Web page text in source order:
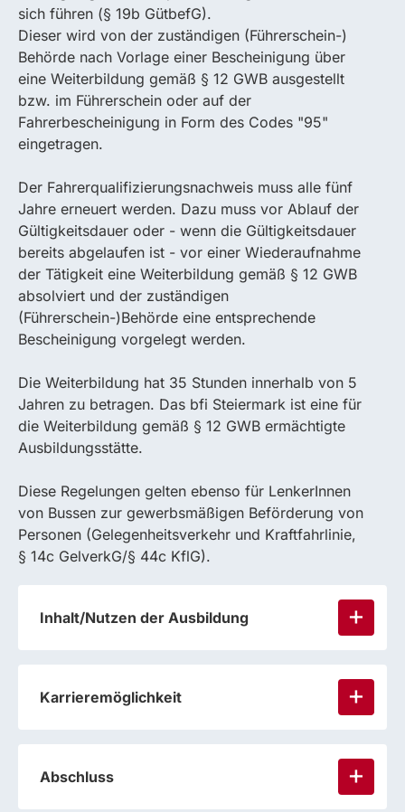
sich führen (§ 19b GütbefG).
Dieser wird von der zuständigen (Führerschein-)
Behörde nach Vorlage einer Bescheinigung über
eine Weiterbildung gemäß § 12 GWB ausgestellt
bzw. im Führerschein oder auf der
Fahrerbescheinigung in Form des Codes "95"
eingetragen.
Der Fahrerqualifizierungsnachweis muss alle fünf
Jahre erneuert werden. Dazu muss vor Ablauf der
Gültigkeitsdauer oder - wenn die Gültigkeitsdauer
bereits abgelaufen ist - vor einer Wiederaufnahme
der Tätigkeit eine Weiterbildung gemäß § 12 GWB
absolviert und der zuständigen
(Führerschein-)Behörde eine entsprechende
Bescheinigung vorgelegt werden.
Die Weiterbildung hat 35 Stunden innerhalb von 5
Jahren zu betragen. Das bfi Steiermark ist eine für
die Weiterbildung gemäß § 12 GWB ermächtigte
Ausbildungsstätte.
Diese Regelungen gelten ebenso für LenkerInnen
von Bussen zur gewerbsmäßigen Beförderung von
Personen (Gelegenheitsverkehr und Kraftfahrlinie,
§ 14c GelverkG/§ 44c KflG).
Inhalt/Nutzen der Ausbildung
Karrieremöglichkeit
Abschluss